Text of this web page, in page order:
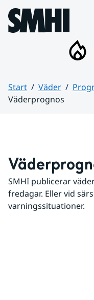
Hoppa till sidans innehåll
Start Väder
Väderprognos
SMHI publicerar
fredagar. Eller vid
varningssituationer.